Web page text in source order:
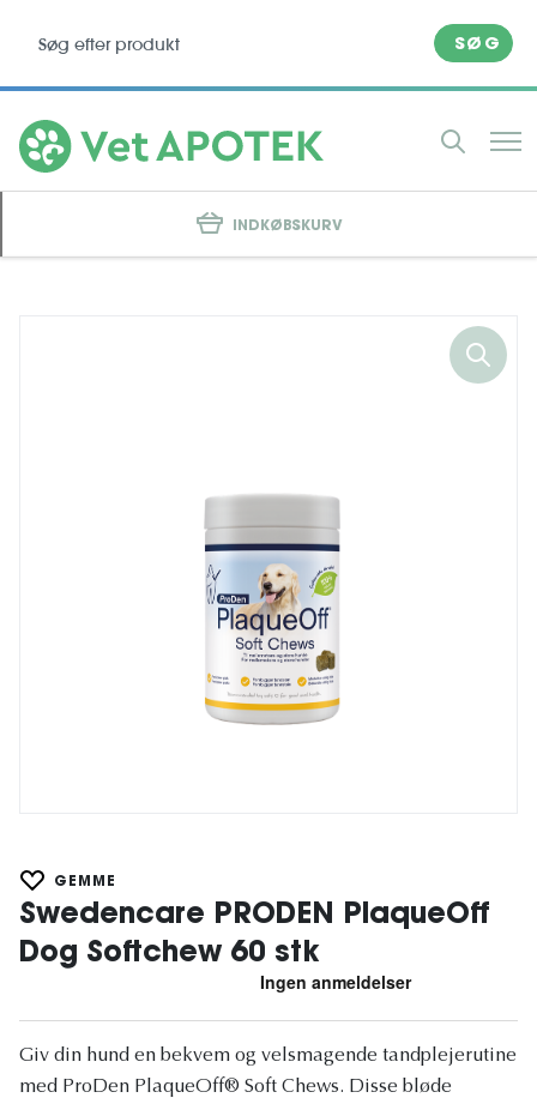
SØG
INDKØBSKURV
GEMME
Swedencare PRODEN PlaqueOff
Dog Softchew 60 stk
Giv din hund en bekvem og velsmagende tandplejerutine
med ProDen PlaqueOff® Soft Chews. Disse bløde